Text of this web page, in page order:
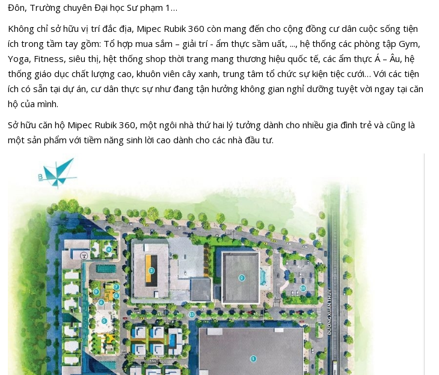
Đôn, Trường chuyên Đại học Sư phạm 1…
Không chỉ sở hữu vị trí đắc địa, Mipec Rubik 360 còn mang đến cho cộng đồng cư dân cuộc sống tiện
ích trong tầm tay gồm: Tổ hợp mua sắm – giải trí - ẩm thực sầm uất, ..., hệ thống các phòng tập Gym,
Yoga, Fitness, siêu thị, hệt thống shop thời trang mang thương hiệu quốc tế, các ẩm thực Á – Âu, hệ
thống giáo dục chất lượng cao, khuôn viên cây xanh, trung tâm tổ chức sự kiện tiệc cưới… Với các tiện
ích có sẵn tại dự án, cư dân thực sự như đang tận hưởng không gian nghỉ dưỡng tuyệt vời ngay tại căn
hộ của mình.
Sở hữu căn hộ Mipec Rubik 360, một ngôi nhà thứ hai lý tưởng dành cho nhiều gia đình trẻ và cũng là
một sản phẩm với tiềm năng sinh lời cao dành cho các nhà đầu tư.